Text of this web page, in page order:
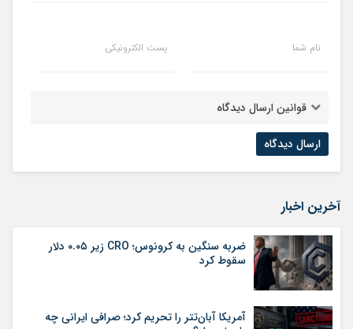
نام شما پست الکترونیکی
قوانین ارسال دیدگاه
آخرین اخبار
ضربه سنگین به کرونوس؛ CRO زیر ۰.۰۵ دلار
سقوط کرد
آمریکا آبان‌تتر را تحریم کرد؛ صرافی ایرانی چه